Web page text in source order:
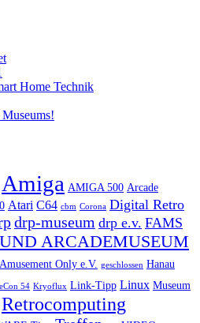
Home Technik
Amiga AMIGA 500 Arcade
Atari C64 cbm Corona Digital Retro
drp-museum drp e.v. FAMS
ARCADEMUSEUM
Only e.V. geschlossen Hanau
54 Kryoflux Link-Tipp Linux Museum
Retrocomputing